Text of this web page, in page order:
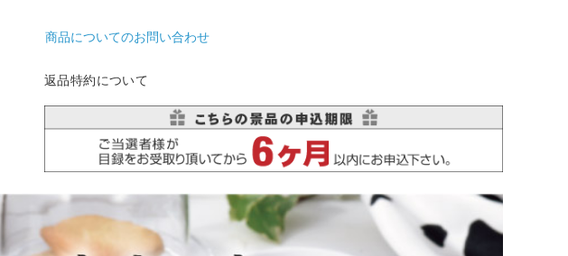
商品についてのお問い合わせ
返品特約について